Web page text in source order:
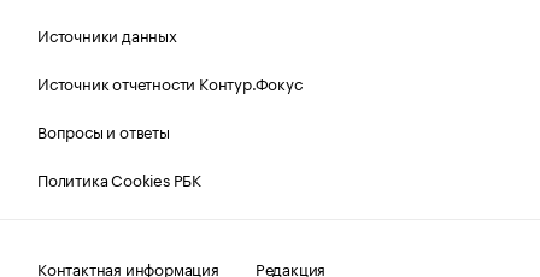
Источники данных
Источник отчетности Контур.Фокус
Вопросы и ответы
Политика Cookies РБК
Контактная информация Редакция